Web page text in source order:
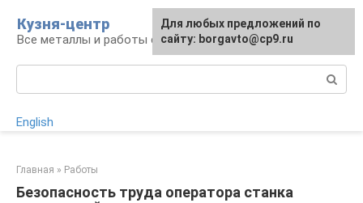
контенту
Кузня-центр
Все металлы и работы с ними
English
Главная » Работы
Безопасность труда оператора станка
Для любых предложений по
сайту: borgavto@cp9.ru